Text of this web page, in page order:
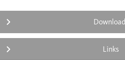
Links